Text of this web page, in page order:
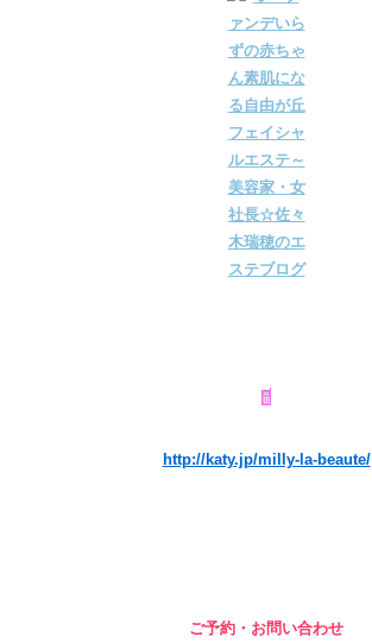
http://katy.jp/milly-la-beaute/
ご予約・お問い合わせ